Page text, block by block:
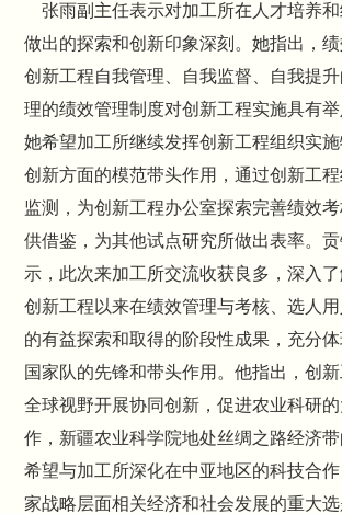
张雨副主任表示对加工所在人才培养
做出的探索和创新印象深刻。她指出，
创新工程自我管理、自我监督、自我提
理的绩效管理制度对创新工程实施具有举
她希望加工所继续发挥创新工程组织实
创新方面的模范带头作用，通过创新工
监测，为创新工程办公室探索完善绩效
供借鉴，为其他试点研究所做出表率。
示，此次来加工所交流收获良多，深入
创新工程以来在绩效管理与考核、选人
的有益探索和取得的阶段性成果，充分
国家队的先锋和带头作用。他指出，创
全球视野开展协同创新，促进农业科研
作，新疆农业科学院地处丝绸之路经济
希望与加工所深化在中亚地区的科技合
家战略层面相关经济和社会发展的重大选